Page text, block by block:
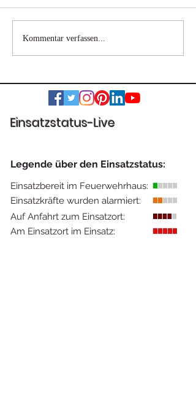
Glatteis führt zu
Fahrzeugbergung
Kommentar verfassen...
Einsatzstatus-Live
Legende über den Einsatzstatus:
Einsatzbereit im Feuerwehrhaus:
Einsatzkräfte wurden alarmiert:
Auf Anfahrt zum Einsatzort:
Am Einsatzort im Einsatz: